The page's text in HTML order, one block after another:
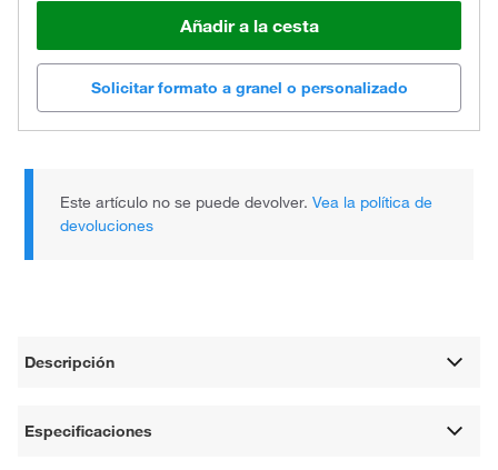
Añadir a la cesta
Solicitar formato a granel o personalizado
Este artículo no se puede devolver.Vea la política de
devoluciones
Descripción
Especificaciones